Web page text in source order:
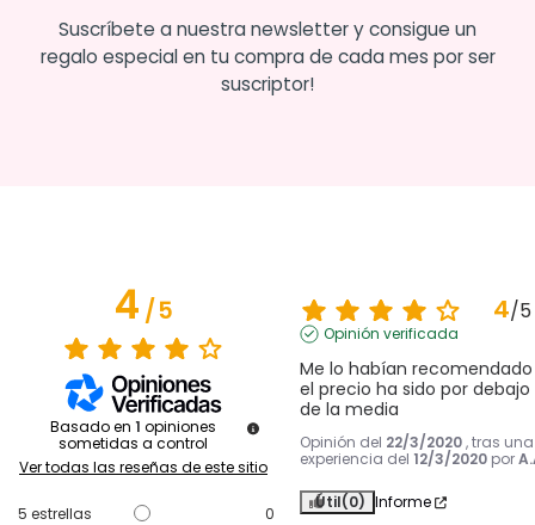
Suscríbete a nuestra newsletter y consigue un
regalo especial en tu compra de cada mes por ser
suscriptor!
4/5
Basado en 1 opiniones
sometidas a control
Ver todas las reseñas de este sitio
5 estrellas
0
4/5
Opinión verificada
Me lo habían
el precio ha sido por debajo
de la media
Opinión del 22/3/2020 , tras una
experiencia del 12/3/2020 por
Útil(0) Informe